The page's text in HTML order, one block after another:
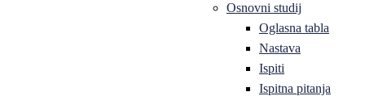
Osnovni studij
Oglasna tabla
Nastava
Ispiti
Ispitna pitanja